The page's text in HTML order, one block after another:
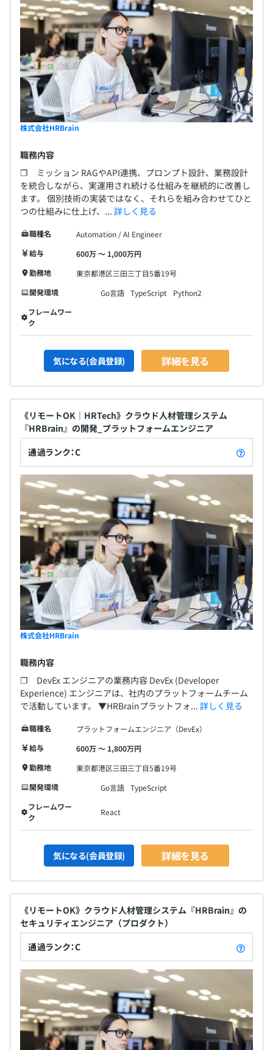
株式会社HRBrain
職務内容
❐ ミッション RAGやAPI連携、プロンプト設計、業務設計
を統合しながら、実運用され続ける仕組みを継続的に改善し
ます。 個別技術の実装ではなく、それらを組み合わせてひと
つの仕組みに仕上げ、... 詳しく見る
職種名
Automation / AI Engineer
給与
600万 〜 1,000万円
勤務地
東京都港区三田三丁目5番19号
開発環境
Go言語 TypeScript
Python2
フレームワー
ク
気になる(会員登録) 詳細を見る
《リモートOK｜HRTech》クラウド人材管理システム
『HRBrain』の開発_プラットフォームエンジニア
通過ランク：C
株式会社HRBrain
職務内容
❐ DevEx エンジニアの業務内容 DevEx (Developer
Experience) エンジニアは、社内のプラットフォームチーム
で活動しています。 ▼HRBrainプラットフォ... 詳しく見る
職種名
プラットフォームエンジニア（DevEx）
給与
600万 〜 1,800万円
勤務地
東京都港区三田三丁目5番19号
開発環境
Go言語 TypeScript
フレームワー
ク
React
気になる(会員登録) 詳細を見る
《リモートOK》クラウド人材管理システム『HRBrain』の
セキュリティエンジニア（プロダクト）
通過ランク：C